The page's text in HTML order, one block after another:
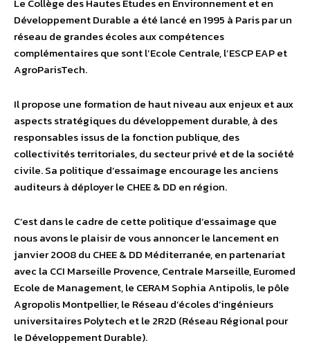
Le Collège des Hautes Etudes en Environnement et en
Développement Durable a été lancé en 1995 à Paris par un
réseau de grandes écoles aux compétences
complémentaires que sont l’Ecole Centrale, l’ESCP EAP et
AgroParisTech.
Il propose une formation de haut niveau aux enjeux et aux
aspects stratégiques du développement durable, à des
responsables issus de la fonction publique, des
collectivités territoriales, du secteur privé et de la société
civile. Sa politique d’essaimage encourage les anciens
auditeurs à déployer le CHEE & DD en région.
C’est dans le cadre de cette politique d’essaimage que
nous avons le plaisir de vous annoncer le lancement en
janvier 2008 du CHEE & DD Méditerranée, en partenariat
avec la CCI Marseille Provence, Centrale Marseille, Euromed
Ecole de Management, le CERAM Sophia Antipolis, le pôle
Agropolis Montpellier, le Réseau d’écoles d’ingénieurs
universitaires Polytech et le 2R2D (Réseau Régional pour
le Développement Durable).